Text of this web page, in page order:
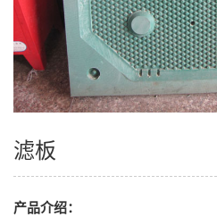
滤板
产品介绍：